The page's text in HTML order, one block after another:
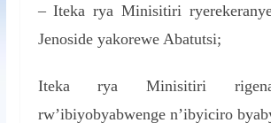
– Iteka rya Minisitiri
Jenoside yakorewe Abatutsi;
Iteka rya Minisitiri
rw’ibiyobyabwenge n’ibyiciro